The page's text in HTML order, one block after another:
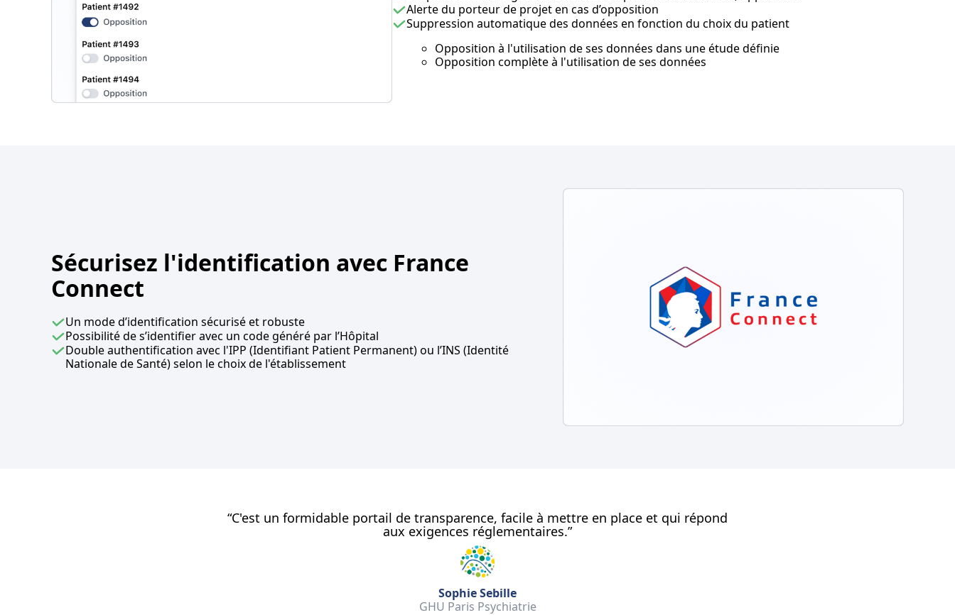
Alerte du porteur de projet en cas d’opposition
Suppression automatique des données en fonction du choix du patient
Opposition à l'utilisation de ses données dans une étude définie
Opposition complète à l'utilisation de ses données
Sécurisez l'identification avec France
Connect
Un mode d’identification sécurisé et robuste
Possibilité de s’identifier avec un code généré par l’Hôpital
Double authentification avec l'IPP (Identifiant Patient Permanent) ou l’INS (Identité
Nationale de Santé) selon le choix de l'établissement
“C'est un formidable portail de transparence, facile à mettre en place et qui répond
aux exigences réglementaires.”
Sophie Sebille
GHU Paris Psychiatrie